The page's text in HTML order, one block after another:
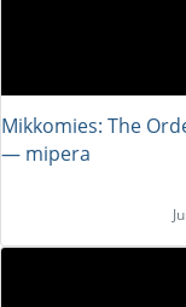
Mikkomies: The
― mipera